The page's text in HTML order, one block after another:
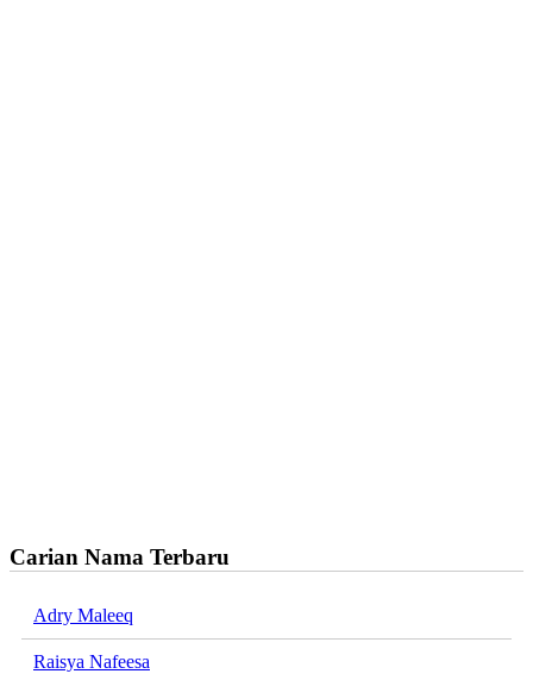
Carian Nama Terbaru
Adry Maleeq
Raisya Nafeesa